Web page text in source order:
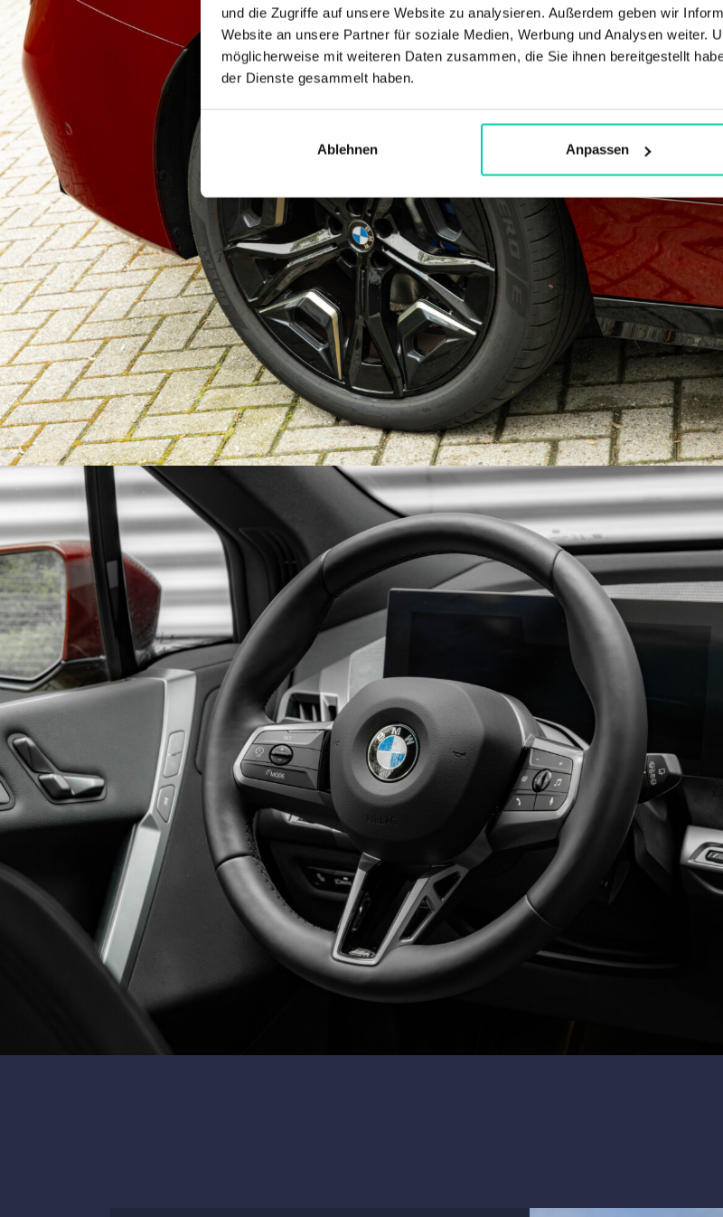
und die Zugriffe auf unsere Website zu analysieren. Außerdem geben wir
Website an unsere Partner für soziale Medien, Werbung und Analysen weiter.
möglicherweise mit weiteren Daten zusammen, die Sie ihnen bereitgestellt
der Dienste gesammelt haben.
Ablehnen Anpassen